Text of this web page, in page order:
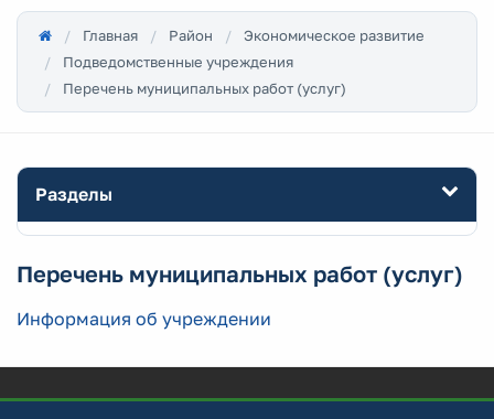
Главная Район
Экономическое развитие
Подведомственные учреждения
Перечень муниципальных работ (услуг)
Разделы
Перечень муниципальных работ (услуг)
Информация об учреждении